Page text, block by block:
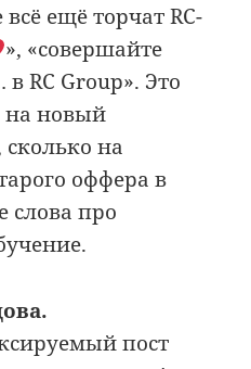
ещё торчат RC-
», «совершайте
RC Group». Это
на новый
на
оффера в
слова про
пост